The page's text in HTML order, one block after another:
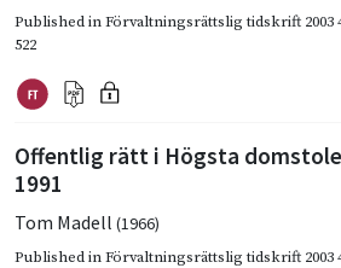
Published inFörvaltningsrättslig tidskrift 2003
522
Offentlig rätt i Högsta
1991
Tom Madell (1966)
Published inFörvaltningsrättslig tidskrift 2003